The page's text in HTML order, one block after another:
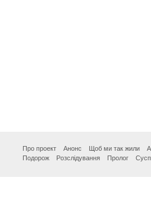
Про проект Анонс Щоб ми так жили
Подорож
Розслідування Пролог